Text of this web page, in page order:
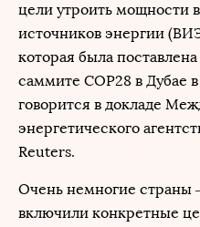
цели утроить мощности
источников энергии
которая была
саммите COP28 в Дубае
говорится в докладе
энергетического
Reuters.
Очень немногие страны –
включили конкретные